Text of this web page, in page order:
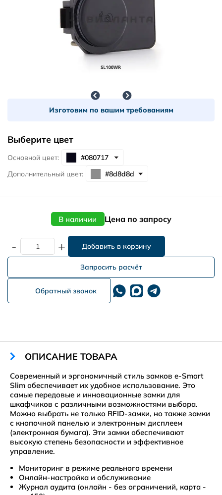
Изготовим по вашим требованиям
Выберите цвет
Основной цвет:
Дополнительный цвет:
В наличии Цена по запросу
- +
Запросить расчёт
Обратный звонок
ОПИСАНИЕ ТОВАРА
Современный и эргономичный стиль замков e-Smart
Slim обеспечивает их удобное использование. Это
самые передовые и инновационные замки для
шкафчиков с различными возможностями выбора.
Можно выбрать не только RFID-замки, но также замки
с кнопочной панелью и электронным дисплеем
(электронная бумага). Эти замки обеспечивают
высокую степень безопасности и эффективное
управление.
Мониторинг в режиме реального времени
Онлайн-настройка и обслуживание
Журнал аудита (онлайн - без ограничений, карта -